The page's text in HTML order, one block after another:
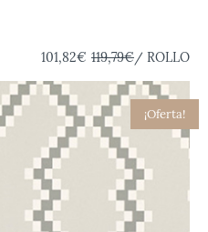
101,82€ 119,79€/ ROLLO
¡Oferta!